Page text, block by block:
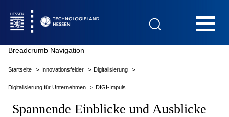
Breadcrumb Navigation
Startseite Innovationsfelder Digitalisierung
Digitalisierung für Unternehmen DIGI-Impuls
Spannende Einblicke und Ausblicke